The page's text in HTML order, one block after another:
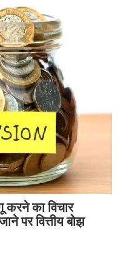
का विचार
पर वित्तीय बोझ